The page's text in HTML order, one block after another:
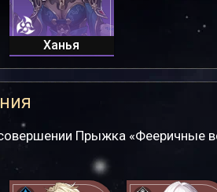
Ханья
Прыжка «Фееричные